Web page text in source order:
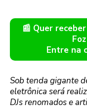
📰 Quer
Entre na
Sob tenda gigante
eletrônica será
DJs renomados e